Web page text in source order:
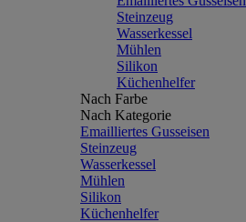
Steinzeug
Wasserkessel
Mühlen
Silikon
Küchenhelfer
Nach Farbe
Nach Kategorie
Emailliertes Gusseisen
Steinzeug
Wasserkessel
Mühlen
Silikon
Küchenhelfer